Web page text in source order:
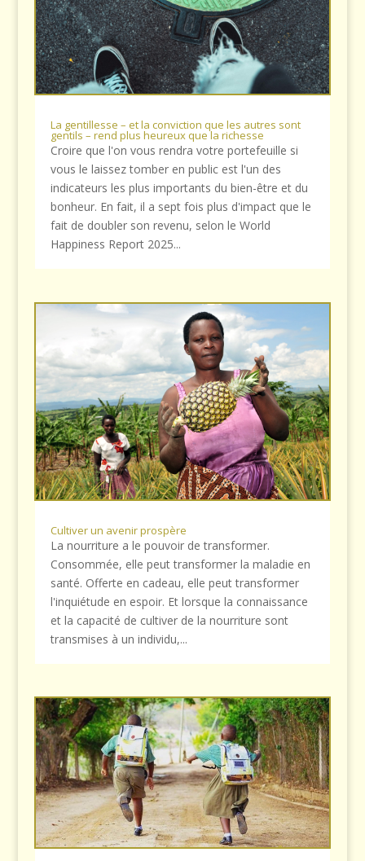
La gentillesse – et la conviction que les autres sont
gentils – rend plus heureux que la richesse
Croire que l'on vous rendra votre portefeuille si
vous le laissez tomber en public est l'un des
indicateurs les plus importants du bien-être et du
bonheur. En fait, il a sept fois plus d'impact que le
fait de doubler son revenu, selon le World
Happiness Report 2025...
Cultiver un avenir prospère
La nourriture a le pouvoir de transformer.
Consommée, elle peut transformer la maladie en
santé. Offerte en cadeau, elle peut transformer
l'inquiétude en espoir. Et lorsque la connaissance
et la capacité de cultiver de la nourriture sont
transmises à un individu,...